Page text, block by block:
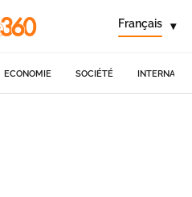
Français ▾
ECONOMIE SOCIÉTÉ